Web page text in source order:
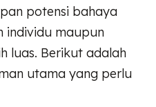
potensi bahaya
individu maupun
luas. Berikut adalah
utama yang perlu